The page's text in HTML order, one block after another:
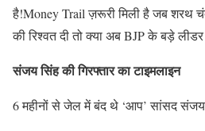
है!Money Trail ज़रूरी मिली है जब शरथ
की रिश्वत दी तो क्या अब BJP के बड़े लीडर
संजय सिंह की गिरफ्तार का टाइमलाइन
6 महीनों से जेल में बंद थे ‘आप’ सांसद